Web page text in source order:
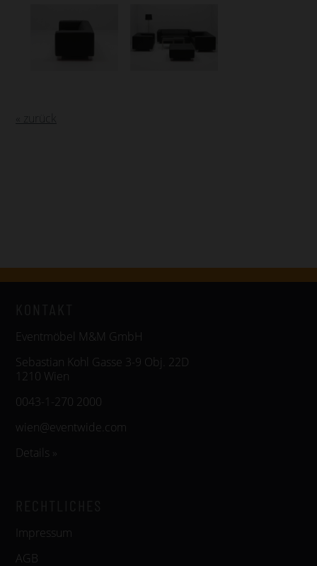
« zurück
Eventmöbel M&M GmbH
Sebastian Kohl Gasse 3-9 Obj. 22D
1210 Wien
0043-1-270 2000
wien@eventwide.com
Details »
Impressum
AGB